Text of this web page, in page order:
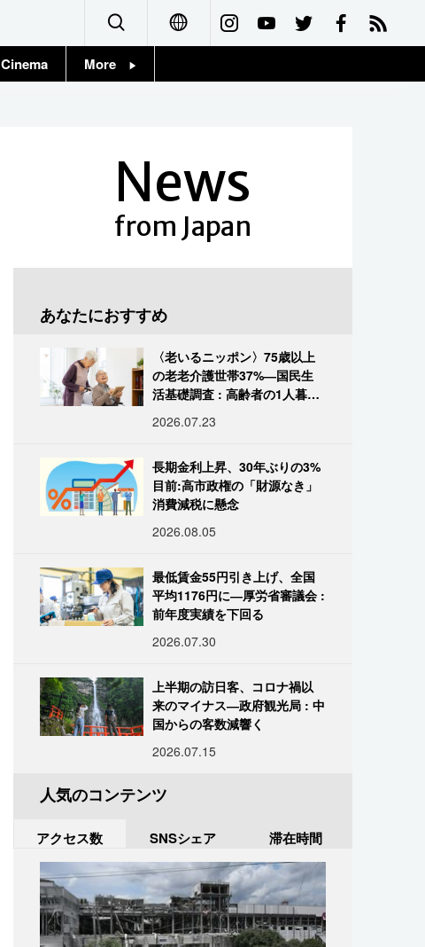
Français
Cinema More
News
from Japan
あなたにおすすめ
〈老いるニッポン〉75歳以上
の老老介護世帯37%―国民生
活基礎調査 : 高齢者の1人暮ら
2026.07.23
長期金利上昇、30年ぶりの3%
目前:高市政権の「財源なき」
消費減税に懸念
2026.08.05
最低賃金55円引き上げ、全国
平均1176円に―厚労省審議会 :
前年度実績を下回る
2026.07.30
上半期の訪日客、コロナ禍以
来のマイナス―政府観光局 : 中
国からの客数減響く
2026.07.15
人気のコンテンツ
アクセス数 SNSシェア 滞在時間